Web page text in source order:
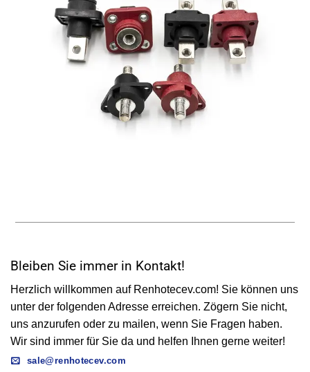
Bleiben Sie immer in Kontakt!
Herzlich willkommen auf Renhotecev.com! Sie können uns
unter der folgenden Adresse erreichen. Zögern Sie nicht,
uns anzurufen oder zu mailen, wenn Sie Fragen haben.
Wir sind immer für Sie da und helfen Ihnen gerne weiter!
sale@renhotecev.com